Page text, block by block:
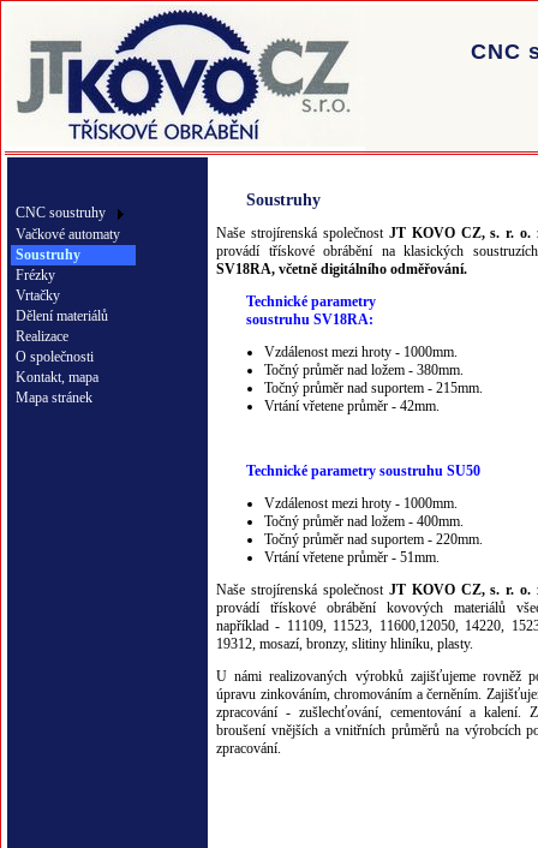
CNC
CNC soustruhy
Vačkové automaty
Soustruhy
Frézky
Vrtačky
Dělení materiálů
Realizace
O společnosti
Kontakt, mapa
Mapa stránek
Soustruhy
Naše strojírenská společnost JT KOVO CZ, s. r. o.
provádí třískové obrábění na klasických
SV18RA, včetně digitálního odměřování.
Technické parametry
soustruhu SV18RA:
Vzdálenost mezi hroty - 1000mm.
Točný průměr nad ložem - 380mm.
Točný průměr nad suportem - 215mm.
Vrtání vřetene průměr - 42mm.
Technické parametry soustruhu SU50
Vzdálenost mezi hroty - 1000mm.
Točný průměr nad ložem - 400mm.
Točný průměr nad suportem - 220mm.
Vrtání vřetene průměr - 51mm.
Naše strojírenská společnost JT KOVO CZ, s. r. o.
provádí třískové obrábění kovových materiálů
například - 11109, 11523, 11600,12050, 14220,
19312, mosazí, bronzy, slitiny hliníku, plasty.
U námi realizovaných výrobků zajišťujeme rovněž
úpravu zinkováním, chromováním a černěním.
zpracování - zušlechťování, cementování a kalení.
broušení vnějších a vnitřních průměrů na výrobcích
zpracování.